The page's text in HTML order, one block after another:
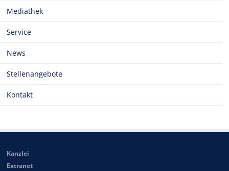
Mediathek
Service
News
Stellenangebote
Kontakt
Kanzlei
Extranet